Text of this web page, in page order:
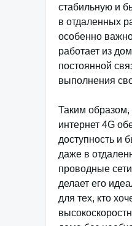
стабильную и
в отдаленных
особенно
работает из
постоянной
выполнения
Таким
интернет 4G
доступность и
даже в
проводные
делает его
для тех, кто